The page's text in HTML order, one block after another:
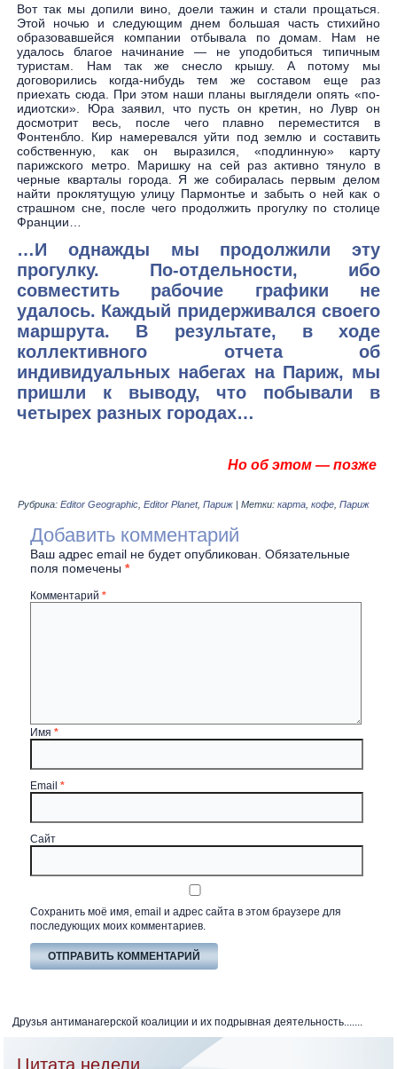
Вот так мы допили вино, доели тажин и стали прощаться.
Этой ночью и следующим днем большая часть стихийно
образовавшейся компании отбывала по домам. Нам не
удалось благое начинание — не уподобиться типичным
туристам. Нам так же снесло крышу. А потому мы
договорились когда-нибудь тем же составом еще раз
приехать сюда. При этом наши планы выглядели опять «по-
идиотски». Юра заявил, что пусть он кретин, но Лувр он
досмотрит весь, после чего плавно переместится в
Фонтенбло. Кир намеревался уйти под землю и составить
собственную, как он выразился, «подлинную» карту
парижского метро. Маришку на сей раз активно тянуло в
черные кварталы города. Я же собиралась первым делом
найти проклятущую улицу Пармонтье и забыть о ней как о
страшном сне, после чего продолжить прогулку по столице
Франции…
…И однажды мы продолжили эту
прогулку. По-отдельности, ибо
совместить рабочие графики не
удалось. Каждый придерживался своего
маршрута. В результате, в ходе
коллективного отчета об
индивидуальных набегах на Париж, мы
пришли к выводу, что побывали в
четырех разных городах…
Но об этом — позже
Рубрика: Editor Geographic ,Editor Planet,Париж |Метки: карта ,кофе ,Париж
Добавить комментарий
Ваш адрес email не будет опубликован. Обязательные
поля помечены*
Комментарий*
Имя*
Email*
Сайт
Сохранить моё имя, email и адрес сайта в этом браузере для
последующих моих комментариев.
Друзья антиманагерской коалиции и их подрывная деятельность.......
Цитата недели